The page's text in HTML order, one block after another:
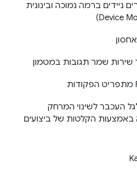
ניידים ברמה נמוכה ובינונית
שירות שמר תגובות במטמון
העכבר לשינוי המרחק
באמצעות הקלטות של ביצועים